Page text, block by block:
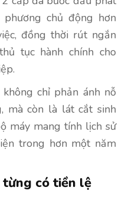
chủ động hơn
đồng thời rút ngắn
tục hành chính cho
chỉ phản ánh nỗ
mà còn là lát cắt sinh
máy mang tính lịch sử
trong hơn một năm
từng có tiền lệ